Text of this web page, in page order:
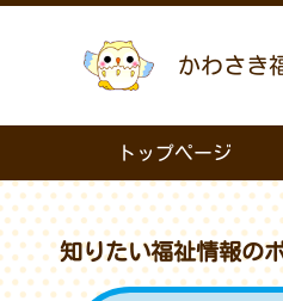
かわさき
トップページ
知りたい福祉情報の